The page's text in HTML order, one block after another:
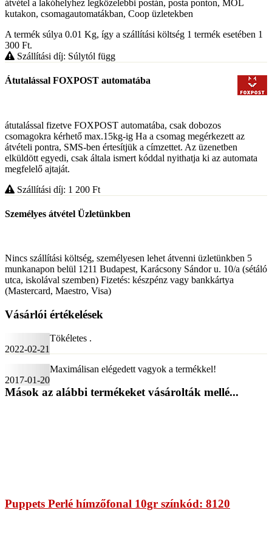
átvétel a lakóhelyhez legközelebbi postán, posta ponton, MOL
kutakon, csomagautomatákban, Coop üzletekben
A termék súlya 0.01 Kg, így a szállítási költség 1 termék esetében 1
300 Ft.
Szállítási díj: Súlytól függ
Átutalással FOXPOST automatába
átutalással fizetve FOXPOST automatába, csak dobozos
csomagokra kérhető max.15kg-ig Ha a csomag megérkezett az
átvételi pontra, SMS-ben értesítjük a címzettet. Az üzenetben
elküldött egyedi, csak általa ismert kóddal nyithatja ki az automata
megfelelő ajtaját.
Szállítási díj: 1 200 Ft
Személyes átvétel Üzletünkben
Nincs szállítási költség, személyesen lehet átvenni üzletünkben 5
munkanapon belül 1211 Budapest, Karácsony Sándor u. 10/a (sétáló
utca, iskolával szemben) Fizetés: készpénz vagy bankkártya
(Mastercard, Maestro, Visa)
Vásárlói értékelések
2022-02-21
Tökéletes .
2017-01-20
Maximálisan elégedett vagyok a termékkel!
Mások az alábbi termékeket vásárolták mellé...
Puppets Perlé hímzőfonal 10gr színkód: 8120